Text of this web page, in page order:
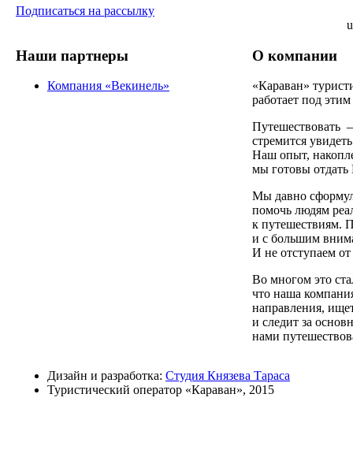
Подписаться на рассылку
Наши партнеры
Компания «Векинель»
О компании
«Караван»
работает под
Путешествовать
стремится
Наш опыт,
мы готовы отдать
Мы давно
помочь людям
к путешествиям.
и с большим
И не отступаем
Во многом это
что наша
направления,
и следит за
нами
Дизайн и разработка: Студия Князева Тараса
Туристический оператор «Караван», 2015